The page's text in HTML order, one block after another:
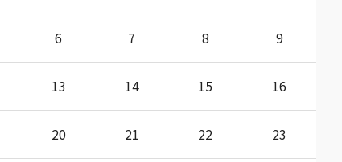
6 7 8 9
13 14 15 16
20 21 22 23